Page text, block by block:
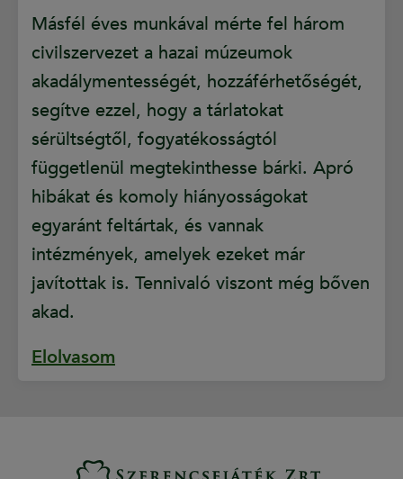
Másfél éves munkával mérte fel három
civilszervezet a hazai múzeumok
akadálymentességét, hozzáférhetőségét,
segítve ezzel, hogy a tárlatokat
sérültségtől, fogyatékosságtól
függetlenül megtekinthesse bárki. Apró
hibákat és komoly hiányosságokat
egyaránt feltártak, és vannak
intézmények, amelyek ezeket már
javítottak is. Tennivaló viszont még bőven
akad.
Elolvasom